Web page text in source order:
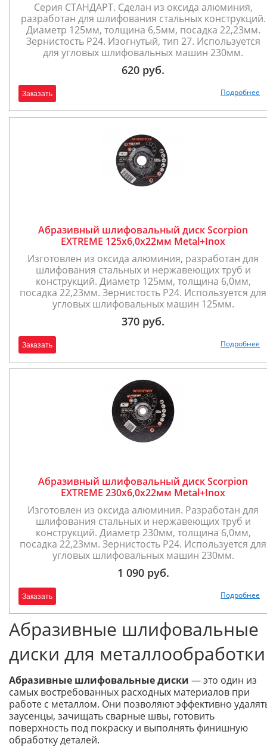
Серия СТАНДАРТ. Сделан из оксида алюминия,
разработан для шлифования стальных конструкций.
Диаметр 125мм, толщина 6,5мм, посадка 22,23мм.
Зернистость P24. Изогнутый, тип 27. Используется
для угловых шлифовальных машин 230мм.
620 руб.
Заказать Подробнее
Абразивный шлифовальный диск Scorpion
EXTREME 125x6,0x22мм Metal+Inox
Изготовлен из оксида алюминия, разработан для
шлифования стальных и нержавеющих труб и
конструкций. Диаметр 125мм, толщина 6,0мм,
посадка 22,23мм. Зернистость P24. Используется для
угловых шлифовальных машин 125мм.
370 руб.
Заказать Подробнее
Абразивный шлифовальный диск Scorpion
EXTREME 230x6,0x22мм Metal+Inox
Изготовлен из оксида алюминия. Разработан для
шлифования стальных и нержавеющих труб и
конструкций. Диаметр 230мм, толщина 6,0мм,
посадка 22,23мм. Зернистость P24. Используется для
угловых шлифовальных машин 230мм.
1 090 руб.
Заказать Подробнее
Абразивные шлифовальные
диски для металлообработки
Абразивные шлифовальные диски — это один из
самых востребованных расходных материалов при
работе с металлом. Они позволяют эффективно
заусенцы, зачищать сварные швы, готовить
поверхность под покраску и выполнять финишную
обработку деталей.